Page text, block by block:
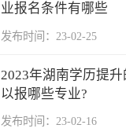
业报名条件有哪些
发布时间：23-02-25
2023年湖南学历提
以报哪些专业?
发布时间：23-02-16